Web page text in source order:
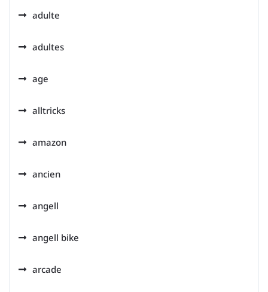
adulte
adultes
age
alltricks
amazon
ancien
angell
angell bike
arcade